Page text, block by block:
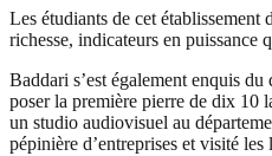
Les étudiants de cet
richesse, indicateurs en puissance
Baddari s’est également enquis
poser la première pierre de dix 10
un studio audiovisuel au
pépinière d’entreprises et visité